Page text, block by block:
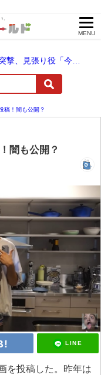
MENU
稿！闇も公開？
闇も公開？
LINE
を投稿した。昨年は